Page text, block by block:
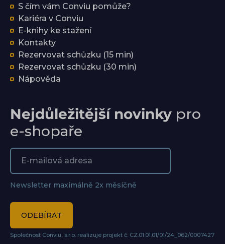
S čím vám Conviu pomůže?
Kariéra v Conviu
E-knihy ke stažení
Kontakty
Rezervovat schůzku (15 min)
Rezervovat schůzku (30 min)
Nápověda
Nejdůležitější novinky pro
e-shopaře
Newsletter maximálně 2x měsíčně
ODEBÍRAT
Společnost Conviu, s.r.o. realizuje projekt č. CZ.01.01.01/01/24_062/0007427